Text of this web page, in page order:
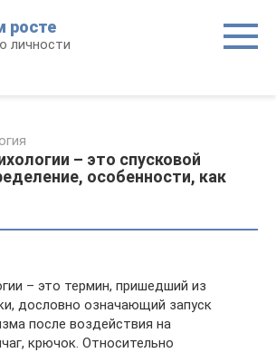
росте
личности
– это спусковой
особенности, как
– это термин, пришедший из
дословно означающий запуск
после воздействия на
крючок. Относительно